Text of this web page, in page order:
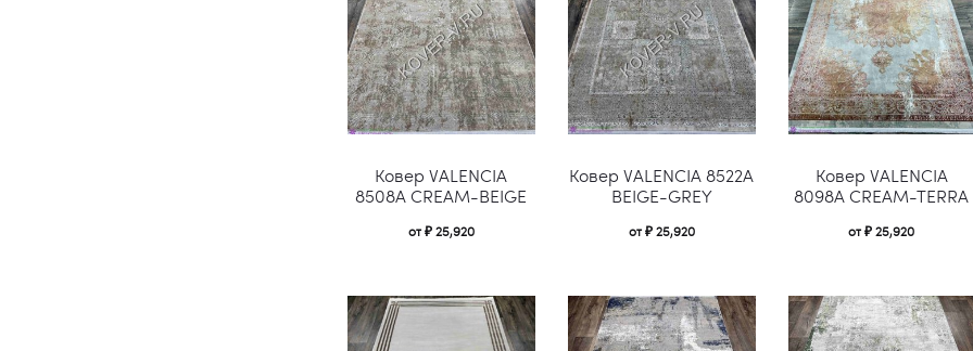
можно
выбрать
на
странице
товара.
можно
выбрать
на
странице
товара.
товар
вариаций.
Опции
Ковер VALENCIA
8508A CREAM-BEIGE
от₽25,920
товар
вариаций.
Опции
Ковер VALENCIA 8522A
BEIGE-GREY
от₽25,920
Ковер VALENCIA
8098A CREAM-TERRA
от₽25,920